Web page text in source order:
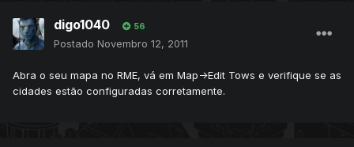
digo1040 56
Postado Novembro 12, 2011
Abra o seu mapa no RME, vá em Map->Edit Tows e verifique se as
cidades estão configuradas corretamente.